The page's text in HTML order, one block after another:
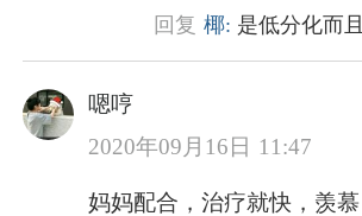
回复 椰: 是低分化而
嗯哼
2020年09月16日 11:47
妈妈配合，治疗就快，羡